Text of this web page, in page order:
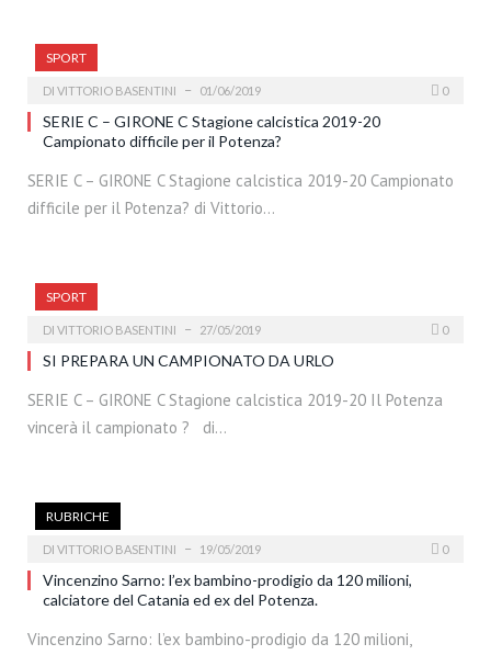
SPORT
DI VITTORIO BASENTINI 01/06/2019 0
SERIE C – GIRONE C Stagione calcistica 2019-20
Campionato difficile per il Potenza?
SERIE C – GIRONE C Stagione calcistica 2019-20 Campionato
difficile per il Potenza? di Vittorio…
SPORT
DI VITTORIO BASENTINI 27/05/2019 0
SI PREPARA UN CAMPIONATO DA URLO
SERIE C – GIRONE C Stagione calcistica 2019-20 Il Potenza
vincerà il campionato ? di…
RUBRICHE
DI VITTORIO BASENTINI 19/05/2019 0
Vincenzino Sarno: l’ex bambino-prodigio da 120 milioni,
calciatore del Catania ed ex del Potenza.
Vincenzino Sarno: l’ex bambino-prodigio da 120 milioni,